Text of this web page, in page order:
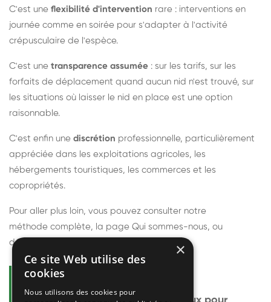
C'est une flexibilité d'intervention rare : interventions en
journée comme en soirée pour s'adapter à l'activité
crépusculaire de l'espèce.
C'est une transparence assumée : sur les tarifs, sur les
forfaits de déplacement quand aucun nid n'est trouvé, sur
les situations où laisser le nid en place est une option
raisonnable.
C'est enfin une discrétion professionnelle, particulièrement
appréciée dans les exploitations agricoles, les
hébergements touristiques, les commerces et les
copropriétés.
Pour aller plus loin, vous pouvez consulter notre
méthode complète, la page Qui sommes-nous, ou
découvrir
Questions fréquentes
×
Ce site Web utilise des
cookies
Nous utilisons des cookies pour